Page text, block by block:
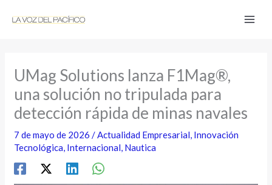
UMag Solutions lanza F1Mag®,
una solución no tripulada para
detección rápida de minas navales
7 de mayo de 2026/Actualidad Empresarial, Innovación
Tecnológica, Internacional, Nautica